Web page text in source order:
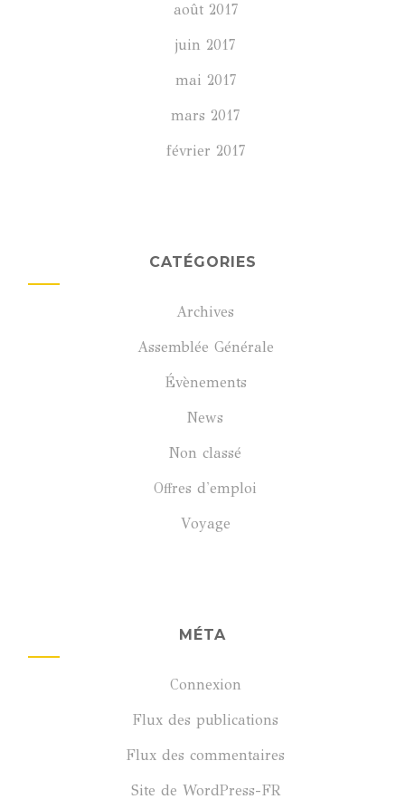
août 2017
juin 2017
mai 2017
mars 2017
février 2017
CATÉGORIES
Archives
Assemblée Générale
Évènements
News
Non classé
Offres d'emploi
Voyage
MÉTA
Connexion
Flux des publications
Flux des commentaires
Site de WordPress-FR